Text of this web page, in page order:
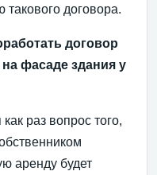
договора.
договор
фасаде здания у
раз вопрос того,
аренду будет